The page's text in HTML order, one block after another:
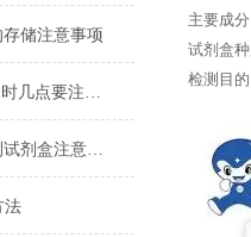
储注意事项
进口elisa试剂盒使用时几点要注意的地方
马溶菌酶ELISA检测试剂盒注意事项
法
主要成
试剂盒
检测目